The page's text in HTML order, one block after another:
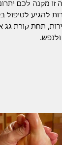
זו מקנה לכם
להגיע לטיפול
תחת קורת גג
ולנפש.